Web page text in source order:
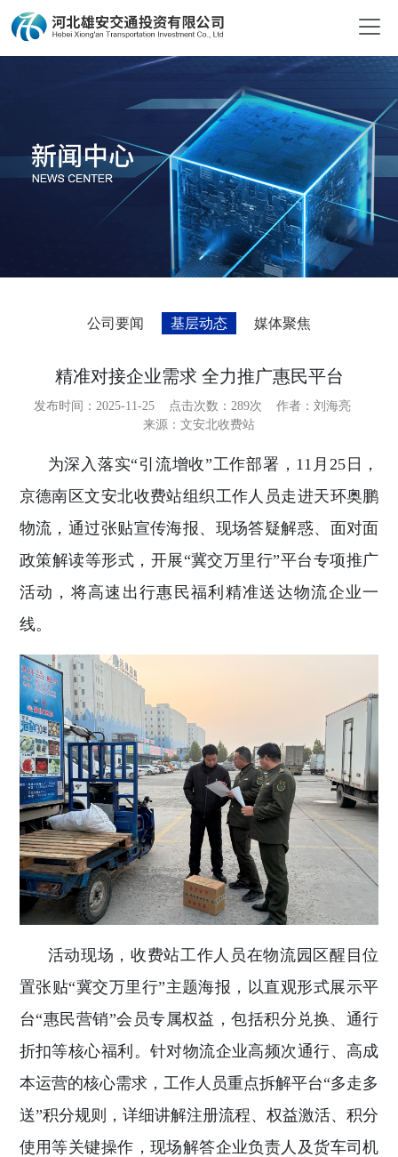
公司要闻 基层动态 媒体聚焦
精准对接企业需求 全力推广惠民平台
发布时间：2025-11-25 点击次数： 289次
作者：刘海亮
来源：文安北收费站
为深入落实“引流增收”工作部署，11月25日，
京德南区文安北收费站组织工作人员走进天环奥鹏
物流，通过张贴宣传海报、现场答疑解惑、面对面
政策解读等形式，开展“冀交万里行”平台专项推广
活动，将高速出行惠民福利精准送达物流企业一
线。
活动现场，收费站工作人员在物流园区醒目位
置张贴“冀交万里行”主题海报，以直观形式展示平
台“惠民营销”会员专属权益，包括积分兑换、通行
折扣等核心福利。针对物流企业高频次通行、高成
本运营的核心需求，工作人员重点拆解平台“多走多
送”积分规则，详细讲解注册流程、权益激活、积分
使用等关键操作，现场解答企业负责人及货车司机